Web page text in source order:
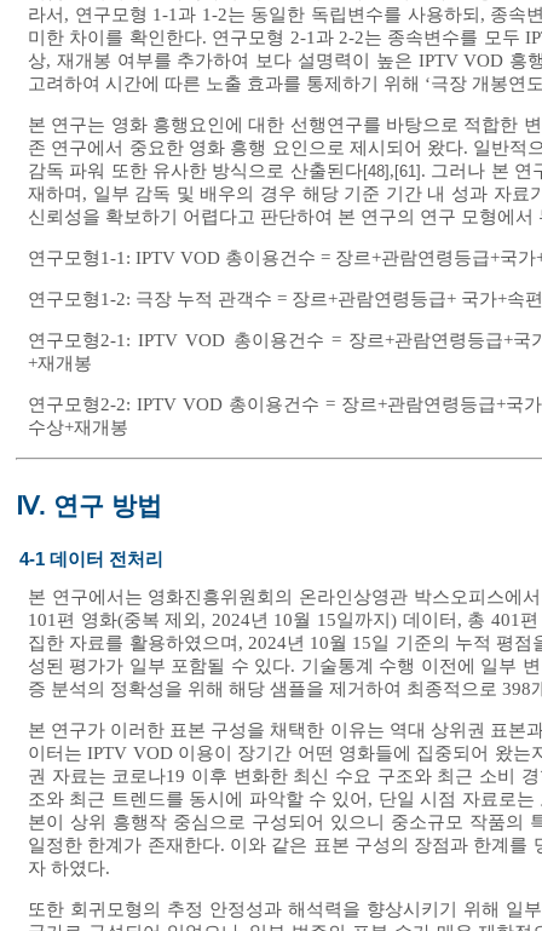
라서, 연구모형 1-1과 1-2는 동일한 독립변수를 사용하되, 종
미한 차이를 확인한다. 연구모형 2-1과 2-2는 종속변수를 모두
상, 재개봉 여부를 추가하여 보다 설명력이 높은 IPTV VOD
고려하여 시간에 따른 노출 효과를 통제하기 위해 ‘극장 개봉연
본 연구는 영화 흥행요인에 대한 선행연구를 바탕으로 적합한
존 연구에서 중요한 영화 흥행 요인으로 제시되어 왔다. 일반
감독 파워 또한 유사한 방식으로 산출된다[48] , [61] . 그러나 본 연
재하며, 일부 감독 및 배우의 경우 해당 기준 기간 내 성과 자
신뢰성을 확보하기 어렵다고 판단하여 본 연구의 연구 모형에
연구모형1-1: IPTV VOD 총이용건수 = 장르+관람연령등급+국
연구모형1-2: 극장 누적 관객수 = 장르+관람연령등급+ 국가+속
연구모형2-1: IPTV VOD 총이용건수 = 장르+관람연령등급+
+재개봉
연구모형2-2: IPTV VOD 총이용건수 = 장르+관람연령등급+국
수상+재개봉
Ⅳ. 연구 방법
4-1 데이터 전처리
본 연구에서는 영화진흥위원회의 온라인상영관 박스오피스에
101편 영화(중복 제외, 2024년 10월 15일까지) 데이터, 총 401
집한 자료를 활용하였으며, 2024년 10월 15일 기준의 누적 평
성된 평가가 일부 포함될 수 있다. 기술통계 수행 이전에 일부
증 분석의 정확성을 위해 해당 샘플을 제거하여 최종적으로 398
본 연구가 이러한 표본 구성을 채택한 이유는 역대 상위권 표본
이터는 IPTV VOD 이용이 장기간 어떤 영화들에 집중되어 왔
권 자료는 코로나19 이후 변화한 최신 수요 구조와 최근 소비
조와 최근 트렌드를 동시에 파악할 수 있어, 단일 시점 자료로
본이 상위 흥행작 중심으로 구성되어 있으니 중소규모 작품의
일정한 한계가 존재한다. 이와 같은 표본 구성의 장점과 한계
자 하였다.
또한 회귀모형의 추정 안정성과 해석력을 향상시키기 위해 일